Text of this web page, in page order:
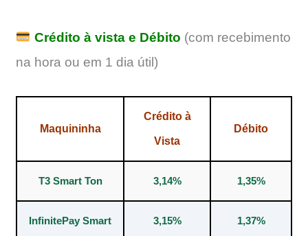
Crédito à vista e Débito (com recebimento
na hora ou em 1 dia útil)
Maquininha
Crédito à
Vista
Débito
T3 Smart Ton 3,14% 1,35%
InfinitePay Smart 3,15% 1,37%